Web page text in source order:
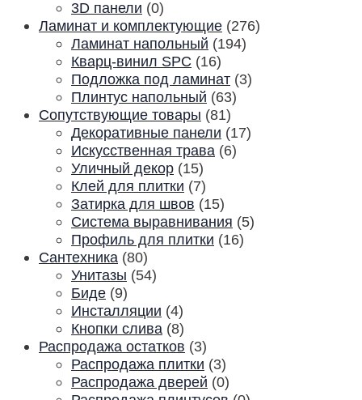
3D панели (0)
Ламинат и комплектующие (276)
Ламинат напольный (194)
Кварц-винил SPC (16)
Подложка под ламинат (3)
Плинтус напольный (63)
Сопутствующие товары (81)
Декоративные панели (17)
Искусственная трава (6)
Уличный декор (15)
Клей для плитки (7)
Затирка для швов (15)
Система выравнивания (5)
Профиль для плитки (16)
Сантехника (80)
Унитазы (54)
Биде (9)
Инсталляции (4)
Кнопки слива (8)
Распродажа остатков (3)
Распродажа плитки (3)
Распродажа дверей (0)